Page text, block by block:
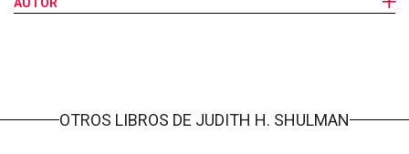
OTROS LIBROS DE JUDITH H. SHULMAN